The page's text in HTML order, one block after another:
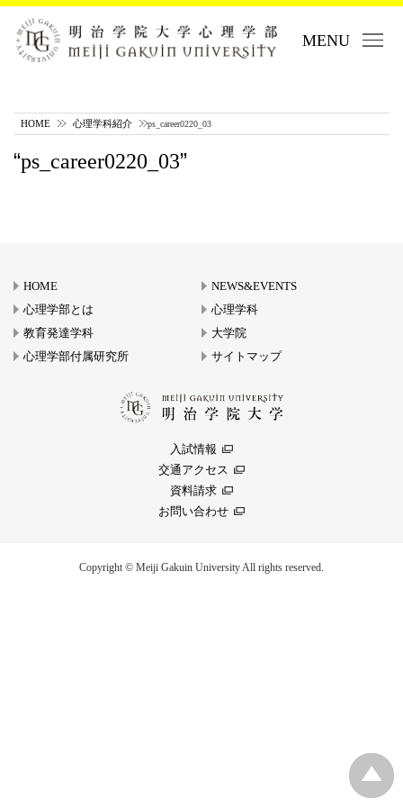
MENU
HOME 心理学科紹介 ps_career0220_03
ps_career0220_03
HOME
NEWS&EVENTS
心理学部とは
心理学科
教育発達学科
大学院
心理学部付属研究所
サイトマップ
入試情報
交通アクセス
資料請求
お問い合わせ
Copyright © Meiji Gakuin University All rights reserved.